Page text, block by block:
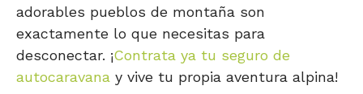
adorables pueblos de montaña son
exactamente lo que necesitas para
desconectar. ¡Contrata ya tu seguro de
autocaravana y vive tu propia aventura alpina!